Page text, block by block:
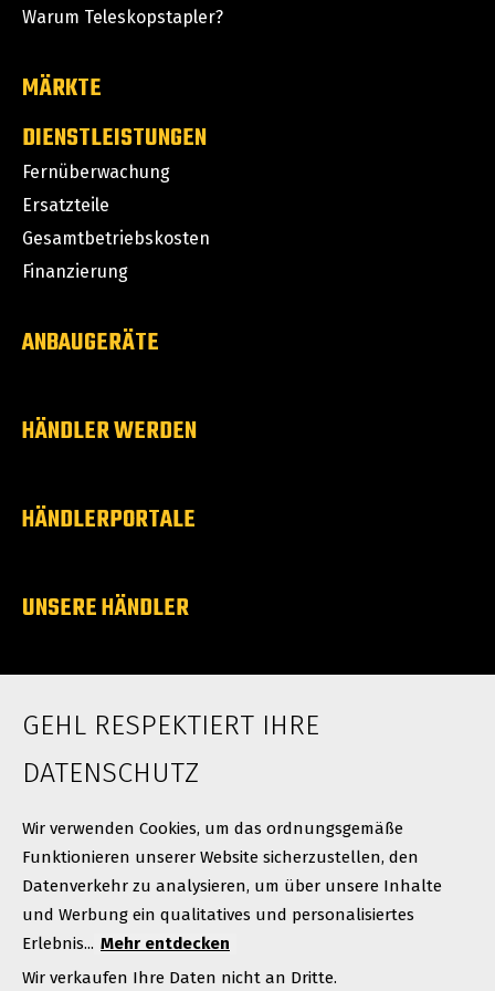
Warum Teleskopstapler?
MÄRKTE
DIENSTLEISTUNGEN
Fernüberwachung
Ersatzteile
Gesamtbetriebskosten
Finanzierung
ANBAUGERÄTE
HÄNDLER WERDEN
HÄNDLERPORTALE
UNSERE HÄNDLER
Karriere
Neuigkeiten
GEHL RESPEKTIERT IHRE
DATENSCHUTZ
Wir verwenden Cookies, um das ordnungsgemäße
Funktionieren unserer Website sicherzustellen, den
Datenverkehr zu analysieren, um über unsere Inhalte
und Werbung ein qualitatives und personalisiertes
Erlebnis... Mehr entdecken
Wir verkaufen Ihre Daten nicht an Dritte.